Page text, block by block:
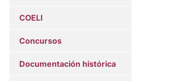
COELI
Concursos
Documentación histórica